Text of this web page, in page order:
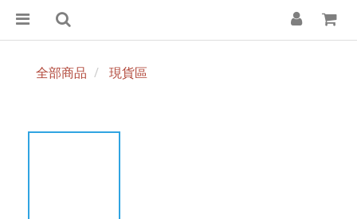
全部商品 現貨區